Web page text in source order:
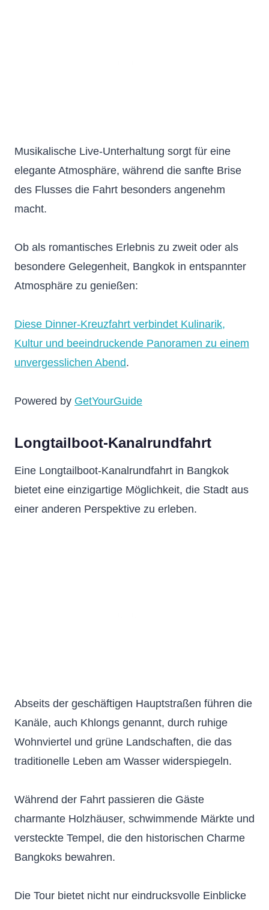
Musikalische Live-Unterhaltung sorgt für eine
elegante Atmosphäre, während die sanfte Brise
des Flusses die Fahrt besonders angenehm
macht.
Ob als romantisches Erlebnis zu zweit oder als
besondere Gelegenheit, Bangkok in entspannter
Atmosphäre zu genießen:
Diese Dinner-Kreuzfahrt verbindet Kulinarik,
Kultur und beeindruckende Panoramen zu einem
unvergesslichen Abend.
Powered by GetYourGuide
Longtailboot-Kanalrundfahrt
Eine Longtailboot-Kanalrundfahrt in Bangkok
bietet eine einzigartige Möglichkeit, die Stadt aus
einer anderen Perspektive zu erleben.
Abseits der geschäftigen Hauptstraßen führen die
Kanäle, auch Khlongs genannt, durch ruhige
Wohnviertel und grüne Landschaften, die das
traditionelle Leben am Wasser widerspiegeln.
Während der Fahrt passieren die Gäste
charmante Holzhäuser, schwimmende Märkte und
versteckte Tempel, die den historischen Charme
Bangkoks bewahren.
Die Tour bietet nicht nur eindrucksvolle Einblicke